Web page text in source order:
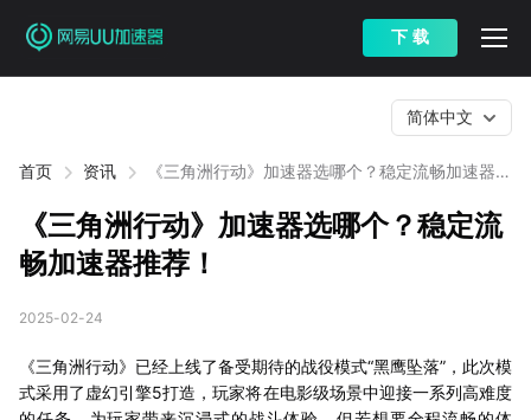
下 载
首页 资讯
《三角洲行动》加速器选哪个？稳定流畅加速器推
简体中文
《三角洲行动》加速器选哪个？稳定流
畅加速器推荐！
2025-02-24
《三角洲行动》已经上线了备受期待的战役模式“黑鹰坠落”，此次模
式采用了虚幻引擎5打造，玩家将在电影级场景中迎接一系列高难度